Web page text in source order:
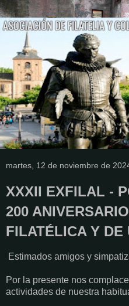
martes, 12 de noviembre de
XXXII EXFILAL -
200
FILATÉLICA Y DE
Estimados amigos y
Por la presente nos
actividades de nuestra